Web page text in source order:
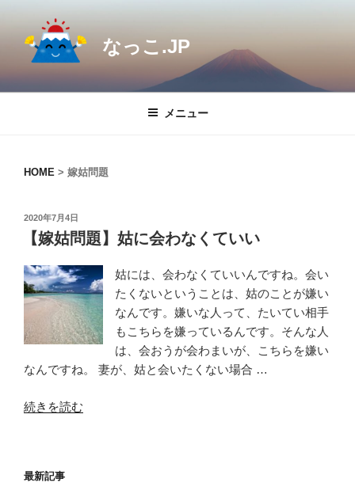
なっこ.JP
メニュー
HOME > 嫁姑問題
投
日:
2020年7月4日
【嫁姑問題】姑に会わなくていい
姑には、会わなくていいんですね。会い
たくないということは、姑のことが嫌い
なんです。嫌いな人って、たいてい相手
もこちらを嫌っているんです。そんな人
は、会おうが会わまいが、こちらを嫌い
なんですね。 妻が、姑と会いたくない場合 …
“【嫁
姑
続きを読む
最新記事